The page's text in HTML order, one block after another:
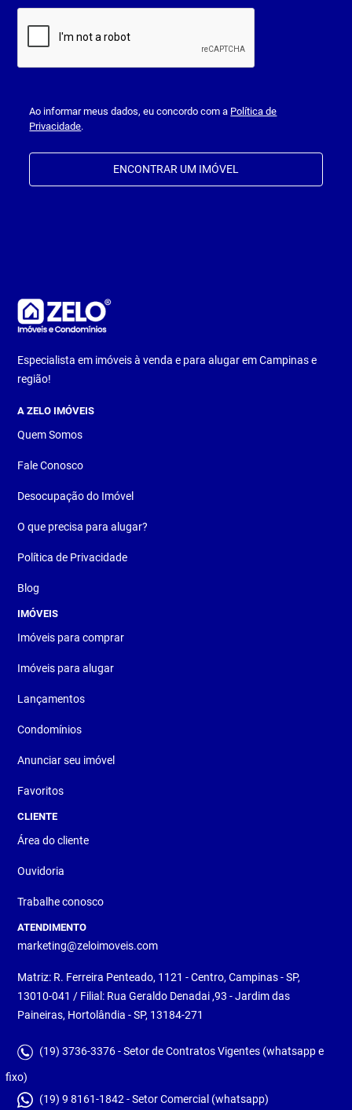
Ao informar meus dados, eu concordo com a Política de
Privacidade.
ENCONTRAR UM IMÓVEL
Especialista em imóveis à venda e para alugar em Campinas e
região!
A ZELO IMÓVEIS
Quem Somos
Fale Conosco
Desocupação do Imóvel
O que precisa para alugar?
Política de Privacidade
Blog
IMÓVEIS
Imóveis para comprar
Imóveis para alugar
Lançamentos
Condomínios
Anunciar seu imóvel
Favoritos
CLIENTE
Área do cliente
Ouvidoria
Trabalhe conosco
ATENDIMENTO
marketing@zeloimoveis.com
Matriz: R. Ferreira Penteado, 1121 - Centro, Campinas - SP,
13010-041 / Filial: Rua Geraldo Denadai ,93 - Jardim das
Paineiras, Hortolândia - SP, 13184-271
(19) 3736-3376 - Setor de Contratos Vigentes (whatsapp e
fixo)
(19) 9 8161-1842 - Setor Comercial (whatsapp)